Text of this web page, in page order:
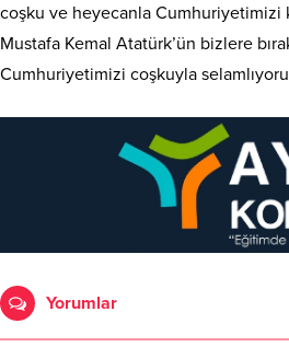
coşku ve heyecanla Cumhuriyetimizi
Mustafa Kemal Atatürk’ün bizlere
Cumhuriyetimizi coşkuyla
Yorumlar